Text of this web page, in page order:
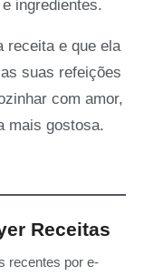
ingredientes.
receita e que ela
suas refeições
com amor,
mais gostosa.
Receitas
recentes por e-